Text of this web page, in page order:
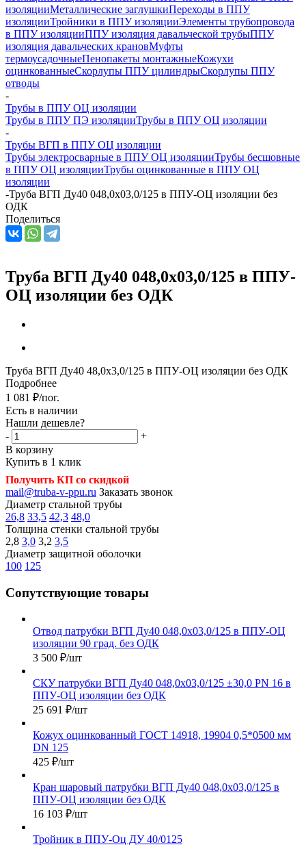
изоляцииМеталлические заглушкиПереходы в ППУ
изоляцииТройники в ППУ изоляцииЭлементы трубопровода
в ППУ изоляцииППУ изоляция давальческой трубыППУ
изоляция давальческих крановМуфты
термоусадочныеПенопакеты монтажныеКожухи
оцинкованныеСкорлупы ППУ цилиндрыСкорлупы ППУ
отводы
-
Трубы в ППУ ОЦ изоляции
Трубы в ППУ ПЭ изоляцииТрубы в ППУ ОЦ изоляции
-
Трубы ВГП в ППУ ОЦ изоляции
Трубы электросварные в ППУ ОЦ изоляцииТрубы бесшовные
в ППУ ОЦ изоляцииТрубы оцинкованные в ППУ ОЦ
изоляции
-Труба ВГП Ду40 048,0х03,0/125 в ППУ-ОЦ изоляции без
ОДК
Поделиться
Труба ВГП Ду40 048,0х03,0/125 в ППУ-
ОЦ изоляции без ОДК
Труба ВГП Ду40 48,0х3,0/125 в ППУ-ОЦ изоляции без ОДК
Подробнее
1 081 ₽/пог.
Есть в наличии
Нашли дешевле?
-
+
В корзину
Купить в 1 клик
Получить КП со скидкой
mail@truba-v-ppu.ru Заказать звонок
Диаметр стальной трубы
26,8 33,5 42,3 48,0
Толщина стенки стальной трубы
2,8 3,0 3,2 3,5
Диаметр защитной оболочки
100 125
Сопутствующие товары
Отвод патрубки ВГП Ду40 048,0х03,0/125 в ППУ-ОЦ
изоляции 90 град. без ОДК
3 500 ₽/шт
СКУ патрубки ВГП Ду40 048,0х03,0/125 ±30,0 PN 16 в
ППУ-ОЦ изоляции без ОДК
25 691 ₽/шт
Кожух оцинкованный ГОСТ 14918, 19904 0,5*0500 мм
DN 125
425 ₽/шт
Кран шаровый патрубки ВГП Ду40 048,0х03,0/125 в
ППУ-ОЦ изоляции без ОДК
16 103 ₽/шт
Тройник в ППУ-Оц ДУ 40/0125